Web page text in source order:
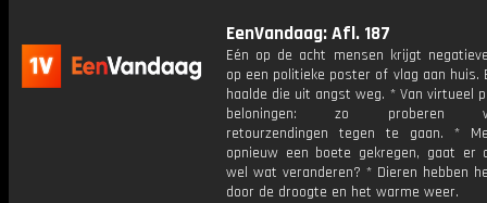
EenVandaag: Afl. 187
Eén op de acht mensen krijgt
op een politieke poster of vlag aan huis.
haalde die uit angst weg. * Van virtueel
beloningen: zo proberen
retourzendingen tegen te gaan. *
opnieuw een boete gekregen, gaat er
wel wat veranderen? * Dieren hebben
door de droogte en het warme weer.